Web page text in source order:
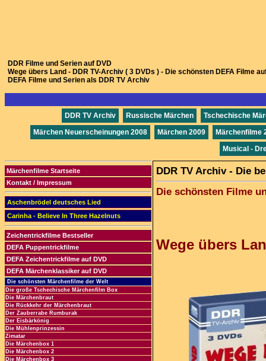
DDR Filme und Serien auf DVD
Wege übers Land - DDR TV-Archiv ( 3 DVDs ) - Die schönsten DEFA Filme
DEFA Filme und Serien als DDR TV Archiv
DDR TV Archiv Russische Märchen
Tschechische
Märchen Neuerscheinungen 2008
Märchen 2009
Märchenfilme
Musical -
Märchenfilme Startseite
Kontakt / Impressum
Aschenbrödel deutsches Lied
Carinha - Believe In Three Hazelnuts
Zeichentrickfilme Bestseller
DEFA Puppentrickfilme
DEFA Zeichentrickfilme auf DVD
DEFA Märchenklassiker auf DVD
Die schönsten Märchenfilme der Welt
Die große Tschechische Märchenfilm Box
Die Märchenbraut
Die Rückkehr der Märchenbraut
Der Zauberrabe Rumburak
Der Eisbärkönig
Die Mühlenprinzessin
Zimatar
Die Märchenbox 1
Die Märchenbox 2
Die Märchenbox 3
DDR TV Archiv - Die
Die schönsten Filme
Wege übers